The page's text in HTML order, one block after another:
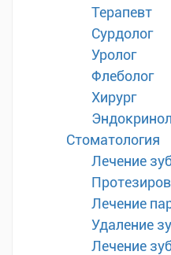
Терапевт
Сурдолог
Уролог
Флеболог
Хирург
Стоматология
Лечение
Лечение
Удаление
Лечение